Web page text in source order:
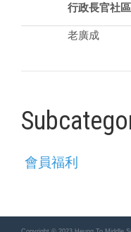
行政長官社
老廣成
會員福利